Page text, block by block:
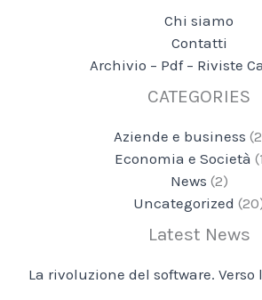
Chi siamo
Contatti
Archivio – Pdf – Riviste
CATEGORIES
Aziende e business
Economia e Società
News (2)
Uncategorized
Latest News
La rivoluzione del software.